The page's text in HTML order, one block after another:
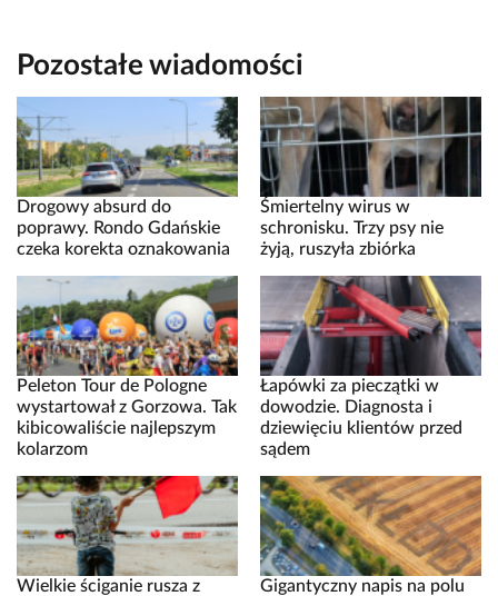
Pozostałe wiadomości
Drogowy absurd do
poprawy. Rondo Gdańskie
czeka korekta oznakowania
Śmiertelny wirus w
schronisku. Trzy psy nie
żyją, ruszyła zbiórka
Peleton Tour de Pologne
wystartował z Gorzowa. Tak
kibicowaliście najlepszym
kolarzom
Łapówki za pieczątki w
dowodzie. Diagnosta i
dziewięciu klientów przed
sądem
Wielkie ściganie rusza z
Gigantyczny napis na polu